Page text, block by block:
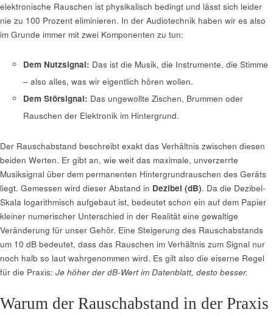
elektronische Rauschen ist physikalisch bedingt und lässt sich leider
nie zu 100 Prozent eliminieren. In der Audiotechnik haben wir es also
im Grunde immer mit zwei Komponenten zu tun:
Dem Nutzsignal: Das ist die Musik, die Instrumente, die Stimme
– also alles, was wir eigentlich hören wollen.
Dem Störsignal: Das ungewollte Zischen, Brummen oder
Rauschen der Elektronik im Hintergrund.
Der Rauschabstand beschreibt exakt das Verhältnis zwischen diesen
beiden Werten. Er gibt an, wie weit das maximale, unverzerrte
Musiksignal über dem permanenten Hintergrundrauschen des Geräts
liegt. Gemessen wird dieser Abstand in Dezibel (dB). Da die Dezibel-
Skala logarithmisch aufgebaut ist, bedeutet schon ein auf dem Papier
kleiner numerischer Unterschied in der Realität eine gewaltige
Veränderung für unser Gehör. Eine Steigerung des Rauschabstands
um 10 dB bedeutet, dass das Rauschen im Verhältnis zum Signal nur
noch halb so laut wahrgenommen wird. Es gilt also die eiserne Regel
für die Praxis: Je höher der dB-Wert im Datenblatt, desto besser.
Warum der Rauschabstand in der Praxis